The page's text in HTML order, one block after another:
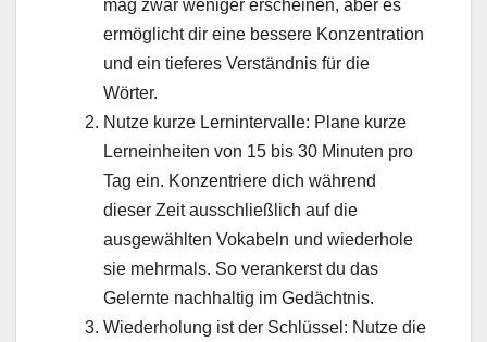
mag zwar weniger erscheinen, aber es
ermöglicht dir eine bessere Konzentration
und ein tieferes Verständnis für die
Wörter.
Nutze kurze Lernintervalle: Plane kurze
Lerneinheiten von 15 bis 30 Minuten pro
Tag ein. Konzentriere dich während
dieser Zeit ausschließlich auf die
ausgewählten Vokabeln und wiederhole
sie mehrmals. So verankerst du das
Gelernte nachhaltig im Gedächtnis.
Wiederholung ist der Schlüssel: Nutze die